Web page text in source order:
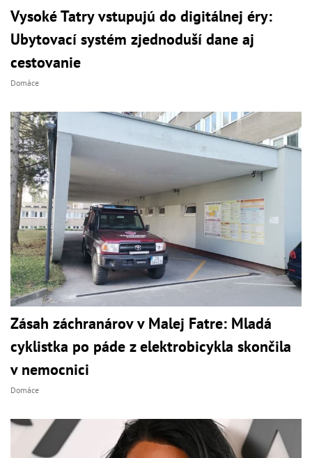
Vysoké Tatry vstupujú do digitálnej éry:
Ubytovací systém zjednoduší dane aj
cestovanie
Domáce
Zásah záchranárov v Malej Fatre: Mladá
cyklistka po páde z elektrobicykla skončila
v nemocnici
Domáce